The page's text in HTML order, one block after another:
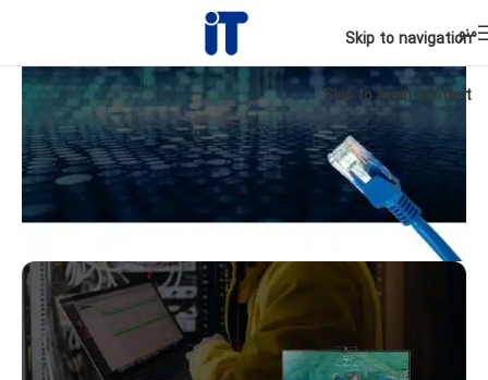
Skip to navigation
Skip to main content
منو
متخصص
سرور و شبکه